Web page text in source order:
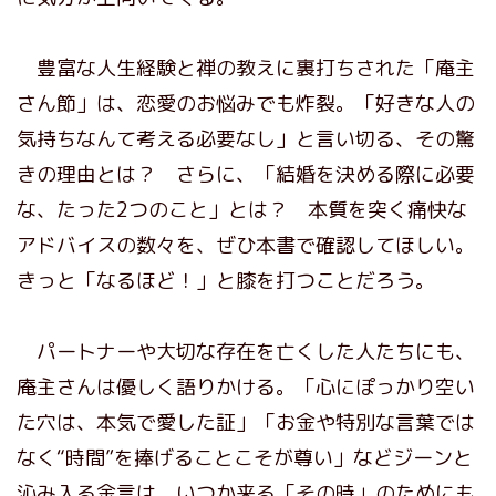
豊富な人生経験と禅の教えに裏打ちされた「庵主
さん節」は、恋愛のお悩みでも炸裂。「好きな人の
気持ちなんて考える必要なし」と言い切る、その驚
きの理由とは？ さらに、「結婚を決める際に必要
な、たった2つのこと」とは？ 本質を突く痛快な
アドバイスの数々を、ぜひ本書で確認してほしい。
きっと「なるほど！」と膝を打つことだろう。
パートナーや大切な存在を亡くした人たちにも、
庵主さんは優しく語りかける。「心にぽっかり空い
た穴は、本気で愛した証」「お金や特別な言葉では
なく“時間”を捧げることこそが尊い」などジーンと